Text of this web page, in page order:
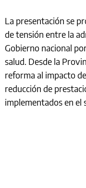
La presentación se
de tensión entre la
Gobierno nacional
salud. Desde la
reforma al impacto
reducción de
implementados en el